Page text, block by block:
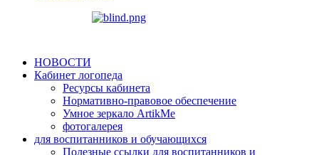
НОВОСТИ
Кабинет логопеда
Ресурсы кабинета
Нормативно-правовое обеспечение
Умное зеркало ArtikMe
фотогалерея
для воспитанников и обучающихся
Полезные ссылки для воспитанников и